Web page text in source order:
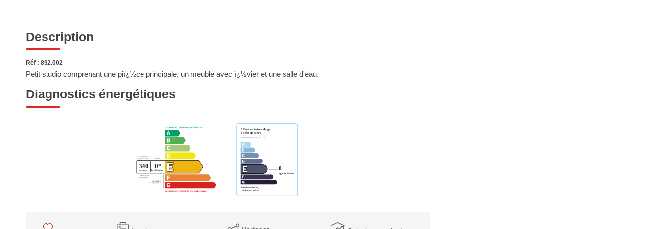
Description
Réf : 892.002
Petit studio comprenant une piï¿½ce principale, un meuble avec ï¿½vier et une salle d'eau.
Diagnostics énergétiques